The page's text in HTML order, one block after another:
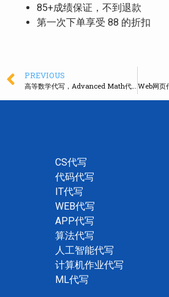
85+成绩保证，不到退款
第一次下单享受 88 的折扣
PREVIOUS
高等数学代写，Advanced Math代写，高数代考
CS代写
代码代写
IT代写
WEB代写
APP代写
算法代写
人工智能代写
计算机作业代写
ML代写